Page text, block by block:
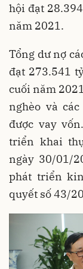
hội đạt
năm 2021.
Tổng dư nợ
đạt 273.541
cuối năm
nghèo và
được vay
triển khai
ngày 30/01/
phát triển
quyết số 43/